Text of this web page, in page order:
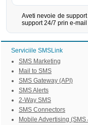
Aveti nevoie de
support 24/7 prin e-
Serviciile SMSLink
SMS Marketing
Mail to SMS
SMS Gateway (API)
SMS Alerts
2-Way SMS
SMS Connectors
Mobile Advertising (SMS